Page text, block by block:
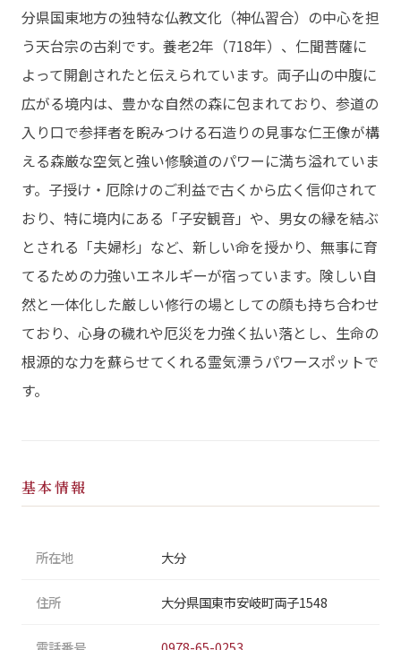
分県国東地方の独特な仏教文化（神仏習合）の中心を担
う天台宗の古刹です。養老2年（718年）、仁聞菩薩に
よって開創されたと伝えられています。両子山の中腹に
広がる境内は、豊かな自然の森に包まれており、参道の
入り口で参拝者を睨みつける石造りの見事な仁王像が構
える森厳な空気と強い修験道のパワーに満ち溢れていま
す。子授け・厄除けのご利益で古くから広く信仰されて
おり、特に境内にある「子安観音」や、男女の縁を結ぶ
とされる「夫婦杉」など、新しい命を授かり、無事に育
てるための力強いエネルギーが宿っています。険しい自
然と一体化した厳しい修行の場としての顔も持ち合わせ
ており、心身の穢れや厄災を力強く払い落とし、生命の
根源的な力を蘇らせてくれる霊気漂うパワースポットで
す。
基本情報
所在地 大分
住所 大分県国東市安岐町両子1548